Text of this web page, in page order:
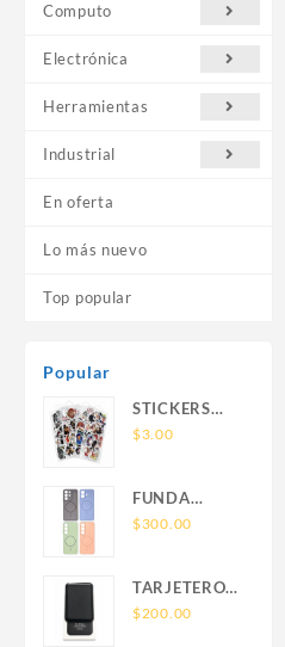
Computo
Electrónica
Herramientas
Industrial
En oferta
Lo más nuevo
Top popular
Popular
STICKERS
UNIVERSALES
$3.00
FUNDA
NOVA SAM
SIN SOPORTE
MAGNETICO
$300.00
TARJETERO
SIN SOPORTE
$200.00